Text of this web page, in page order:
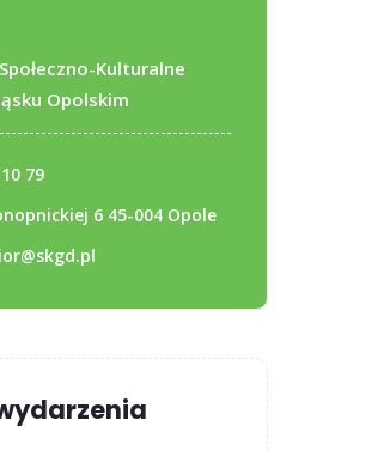
Kulturalne
Opolskim
79
6 45-004 Opole